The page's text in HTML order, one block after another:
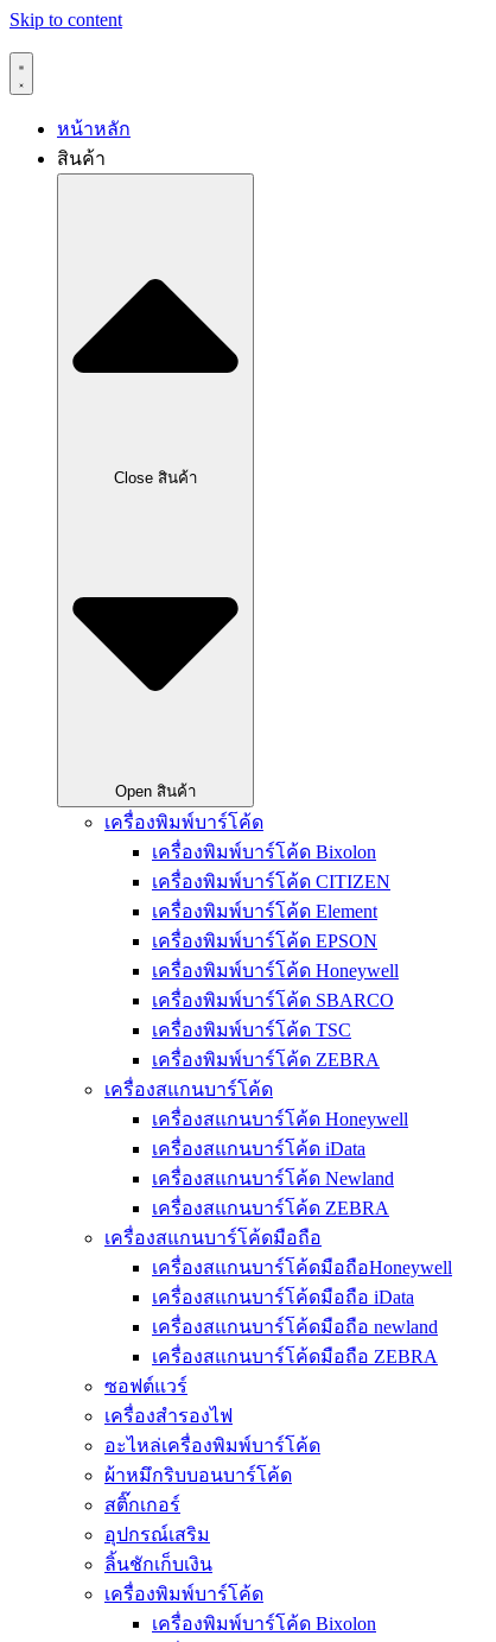
Skip to content
หน้าหลัก
สินค้า
Close สินค้า
Open สินค้า
เครื่องพิมพ์บาร์โค้ด
เครื่องพิมพ์บาร์โค้ด Bixolon
เครื่องพิมพ์บาร์โค้ด CITIZEN
เครื่องพิมพ์บาร์โค้ด Element
เครื่องพิมพ์บาร์โค้ด EPSON
เครื่องพิมพ์บาร์โค้ด Honeywell
เครื่องพิมพ์บาร์โค้ด SBARCO
เครื่องพิมพ์บาร์โค้ด TSC
เครื่องพิมพ์บาร์โค้ด ZEBRA
เครื่องสแกนบาร์โค้ด
เครื่องสแกนบาร์โค้ด Honeywell
เครื่องสแกนบาร์โค้ด iData
เครื่องสแกนบาร์โค้ด Newland
เครื่องสแกนบาร์โค้ด ZEBRA
เครื่องสแกนบาร์โค้ดมือถือ
เครื่องสแกนบาร์โค้ดมือถือHoneywell
เครื่องสแกนบาร์โค้ดมือถือ iData
เครื่องสแกนบาร์โค้ดมือถือ newland
เครื่องสแกนบาร์โค้ดมือถือ ZEBRA
ซอฟต์แวร์
เครื่องสำรองไฟ
อะไหล่เครื่องพิมพ์บาร์โค้ด
ผ้าหมึกริบบอนบาร์โค้ด
สติ๊กเกอร์
อุปกรณ์เสริม
ลิ้นชักเก็บเงิน
เครื่องพิมพ์บาร์โค้ด
เครื่องพิมพ์บาร์โค้ด Bixolon